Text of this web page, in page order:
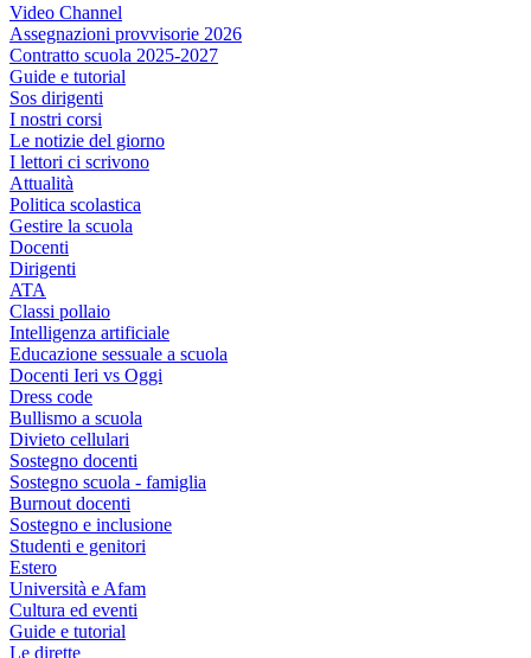
Video Channel
Assegnazioni provvisorie 2026
Contratto scuola 2025-2027
Guide e tutorial
Sos dirigenti
I nostri corsi
Le notizie del giorno
I lettori ci scrivono
Attualità
Politica scolastica
Gestire la scuola
Docenti
Dirigenti
ATA
Classi pollaio
Intelligenza artificiale
Educazione sessuale a scuola
Docenti Ieri vs Oggi
Dress code
Bullismo a scuola
Divieto cellulari
Sostegno docenti
Sostegno scuola - famiglia
Burnout docenti
Sostegno e inclusione
Studenti e genitori
Estero
Università e Afam
Cultura ed eventi
Guide e tutorial
Le dirette